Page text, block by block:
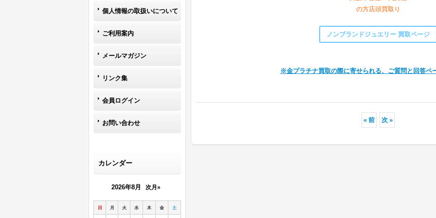
個人情報の取扱いについて
ご利用案内
メールマガジン
リンク集
会員ログイン
お問い合わせ
カレンダー
2026年8月 次月»
日 月 火 水 木 金 土
の方店頭買取り
ノンブランドジュエリー 買取ページ
※金プラチナ買取の際に寄せられる、ご質問と回答ペ
« 前 次 »